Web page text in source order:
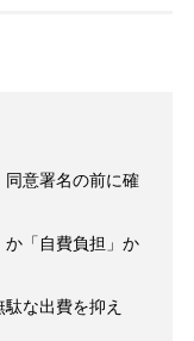
意署名の前に確
か「自費負担」か
な出費を抑え